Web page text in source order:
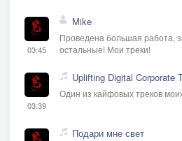
03:45
Mike
Проведена большая работа,
остальные! Мои треки!
03:39
Uplifting Digital Corporate
Один из кайфовых треков
Подари мне свет